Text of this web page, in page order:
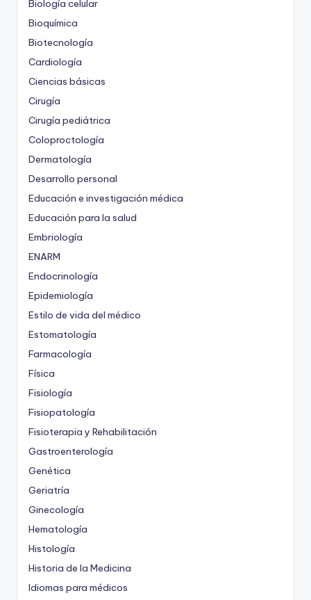
Biología celular
Bioquímica
Biotecnología
Cardiología
Ciencias básicas
Cirugía
Cirugía pediátrica
Coloproctología
Dermatología
Desarrollo personal
Educación e investigación médica
Educación para la salud
Embriología
ENARM
Endocrinología
Epidemiología
Estilo de vida del médico
Estomatología
Farmacología
Física
Fisiología
Fisiopatología
Fisioterapia y Rehabilitación
Gastroenterología
Genética
Geriatría
Ginecología
Hematología
Histología
Historia de la Medicina
Idiomas para médicos